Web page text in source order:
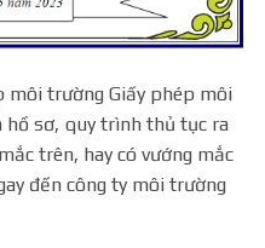
môi trường Giấy phép môi
sơ, quy trình thủ tục ra
trên, hay có vướng mắc
đến công ty môi trường